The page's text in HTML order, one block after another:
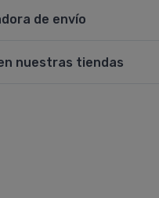
de envío
nuestras tiendas